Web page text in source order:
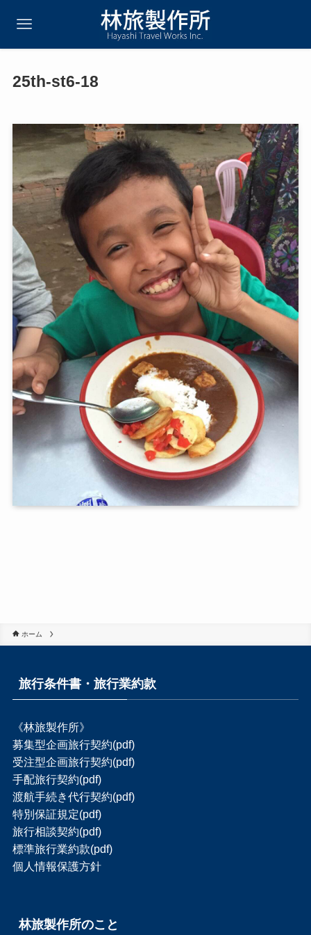
25th-st6-18
ホーム
旅行条件書・旅行業約款
《林旅製作所》
募集型企画旅行契約(pdf)
受注型企画旅行契約(pdf)
手配旅行契約(pdf)
渡航手続き代行契約(pdf)
特別保証規定(pdf)
旅行相談契約(pdf)
標準旅行業約款(pdf)
個人情報保護方針
林旅製作所のこと